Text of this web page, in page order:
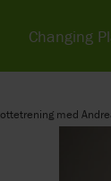
med
Changing